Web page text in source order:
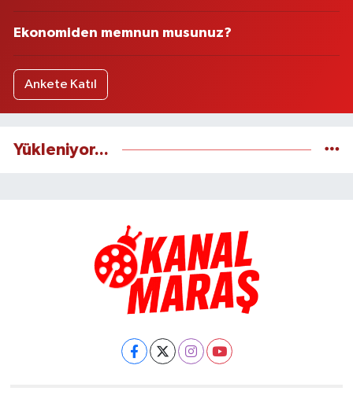
Ekonomiden memnun musunuz?
Ankete Katıl
Yükleniyor...